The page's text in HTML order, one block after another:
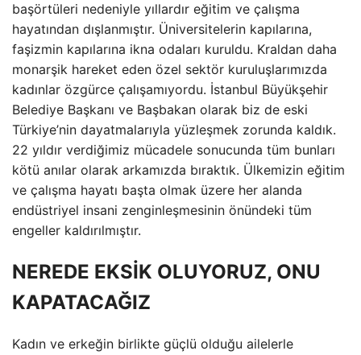
başörtüleri nedeniyle yıllardır eğitim ve çalışma
hayatından dışlanmıştır. Üniversitelerin kapılarına,
faşizmin kapılarına ikna odaları kuruldu. Kraldan daha
monarşik hareket eden özel sektör kuruluşlarımızda
kadınlar özgürce çalışamıyordu. İstanbul Büyükşehir
Belediye Başkanı ve Başbakan olarak biz de eski
Türkiye’nin dayatmalarıyla yüzleşmek zorunda kaldık.
22 yıldır verdiğimiz mücadele sonucunda tüm bunları
kötü anılar olarak arkamızda bıraktık. Ülkemizin eğitim
ve çalışma hayatı başta olmak üzere her alanda
endüstriyel insani zenginleşmesinin önündeki tüm
engeller kaldırılmıştır.
NEREDE EKSİK OLUYORUZ, ONU
KAPATACAĞIZ
Kadın ve erkeğin birlikte güçlü olduğu ailelerle